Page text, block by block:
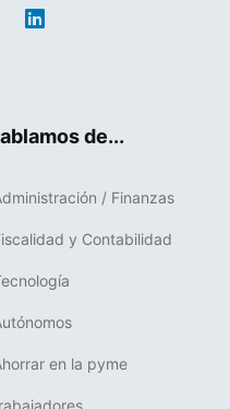
de...
/ Finanzas
y Contabilidad
en la pyme